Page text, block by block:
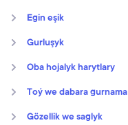
Egin eşik
Gurluşyk
Oba hojalyk harytlary
Toý we dabara gurnama
Gözellik we saglyk